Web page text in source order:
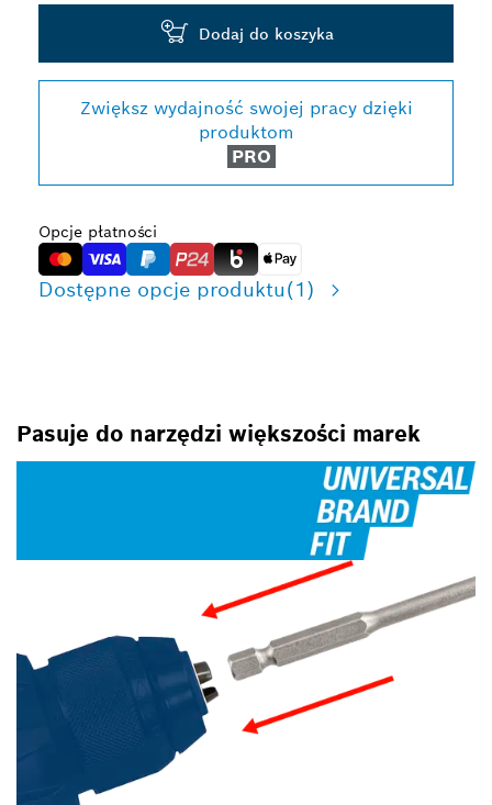
Dodaj do koszyka
Zwiększ wydajność swojej pracy dzięki
produktom
PRO
Opcje płatności
Dostępne opcje produktu(1)
Pasuje do narzędzi większości marek